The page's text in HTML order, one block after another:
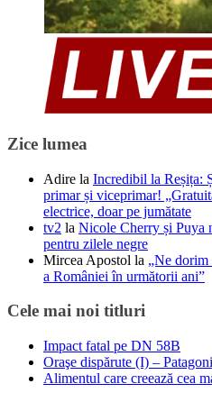
Zice lumea
Adire la Incredibil la Reșița:
primar și viceprimar!
electrice, doar pe jumătate
tv2 la Nicole Cherry și Puya
pentru zilele negre
Mircea Apostol la „Ne dorim
a României în următorii ani”
Cele mai noi titluri
Impact fatal pe DN 58B
Oraşe dispărute (I) –
Alimentul care creează cea